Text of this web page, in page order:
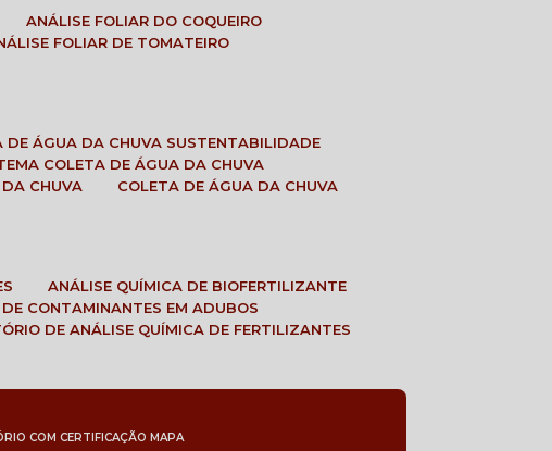
ANÁLISE FOLIAR DO COQUEIRO
FOLIAR DE TOMATEIRO
DE ÁGUA DA CHUVA SUSTENTABILIDADE
COLETA DE ÁGUA DA CHUVA
DA CHUVA COLETA DE ÁGUA DA CHUVA
ANÁLISE QUÍMICA DE BIOFERTILIZANTE
DE CONTAMINANTES EM ADUBOS
DE ANÁLISE QUÍMICA DE FERTILIZANTES
COM CERTIFICAÇÃO MAPA